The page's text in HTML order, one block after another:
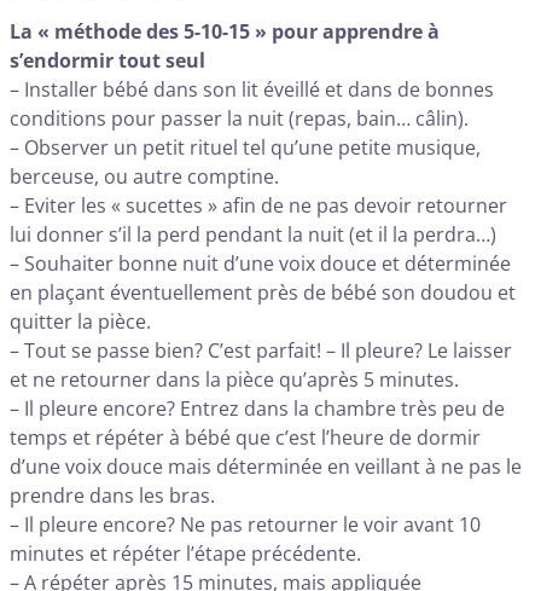
La « méthode des 5-10-15 » pour apprendre à
s’endormir tout seul
– Installer bébé dans son lit éveillé et dans de bonnes
conditions pour passer la nuit (repas, bain… câlin).
– Observer un petit rituel tel qu’une petite musique,
berceuse, ou autre comptine.
– Eviter les « sucettes » afin de ne pas devoir retourner
lui donner s’il la perd pendant la nuit (et il la perdra…)
– Souhaiter bonne nuit d’une voix douce et déterminée
en plaçant éventuellement près de bébé son doudou et
quitter la pièce.
– Tout se passe bien? C’est parfait! – Il pleure? Le laisser
et ne retourner dans la pièce qu’après 5 minutes.
– Il pleure encore? Entrez dans la chambre très peu de
temps et répéter à bébé que c’est l’heure de dormir
d’une voix douce mais déterminée en veillant à ne pas le
prendre dans les bras.
– Il pleure encore? Ne pas retourner le voir avant 10
minutes et répéter l’étape précédente.
– A répéter après 15 minutes, mais appliquée